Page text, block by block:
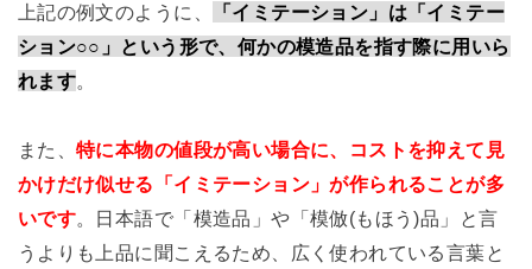
上記の例文のように、
「イミテーション」は「イミテー
ション○○」という形で、何かの模造品を指す際に用いら
れます。
また、特に本物の値段が高い場合に、コストを抑えて見
かけだけ似せる「イミテーション」が作られることが多
いです。日本語で「模造品」や「模倣(もほう)品」と言
うよりも上品に聞こえるため、広く使われている言葉と